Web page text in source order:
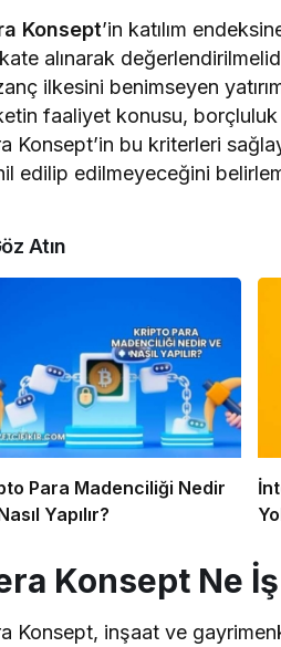
Konsept’in katılım
alınarak
ilkesini benimseyen
faaliyet konusu, borçluluk
Konsept’in bu kriterleri
edilip edilmeyeceğini
Atın
Para Madenciliği Nedir
Yapılır?
Konsept Ne
Konsept, inşaat ve